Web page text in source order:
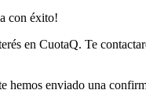
con éxito!
en CuotaQ. Te
hemos enviado una